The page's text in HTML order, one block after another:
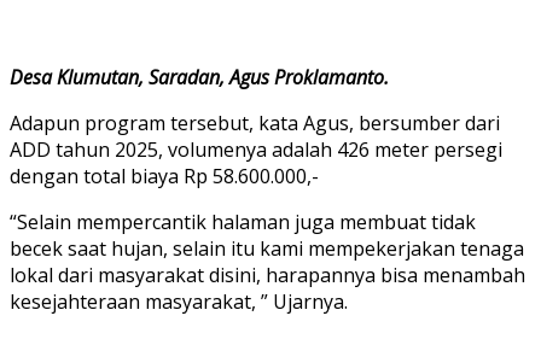
Desa Klumutan, Saradan, Agus Proklamanto.
Adapun program tersebut, kata Agus, bersumber dari
ADD tahun 2025, volumenya adalah 426 meter persegi
dengan total biaya Rp 58.600.000,-
“Selain mempercantik halaman juga membuat tidak
becek saat hujan, selain itu kami mempekerjakan tenaga
lokal dari masyarakat disini, harapannya bisa menambah
kesejahteraan masyarakat, ” Ujarnya.